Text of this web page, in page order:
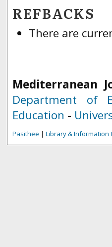
REFBACKS
There are
Mediterranean
Department of
Education -
Pasithee | Library & Information